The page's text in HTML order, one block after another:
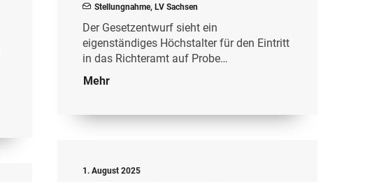
Stellungnahme, LV Sachsen
Der Gesetzentwurf sieht ein
eigenständiges Höchstalter für den Eintritt
in das Richteramt auf Probe…
Mehr
1. August 2025